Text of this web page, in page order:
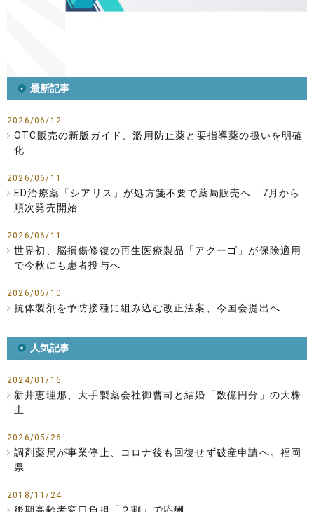
最新記事
2026/06/12
OTC販売の新版ガイド、濫用防止薬と要指導薬の扱いを明確
化
2026/06/11
ED治療薬「シアリス」が処方箋不要で薬局販売へ 7月から
順次発売開始
2026/06/11
世界初、脳損傷修復の再生医療製品「アクーゴ」が保険適用
で今秋にも患者投与へ
2026/06/10
抗体製剤を予防接種に組み込む改正法案、今国会提出へ
人気記事
2024/01/16
新井恵理那、大手製薬会社御曹司と結婚「数億円分」の大株
主
2026/05/26
調剤薬局が事業停止、コロナ後も回復せず破産申請へ。福岡
県
2018/11/24
後期高齢者窓口負担「２割」で応酬